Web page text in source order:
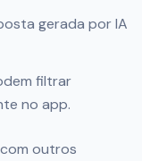
gerada por IA
filtrar
no app.
outros